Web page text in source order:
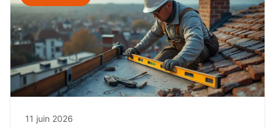
11 juin 2026